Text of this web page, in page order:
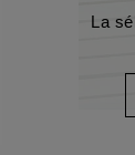
La